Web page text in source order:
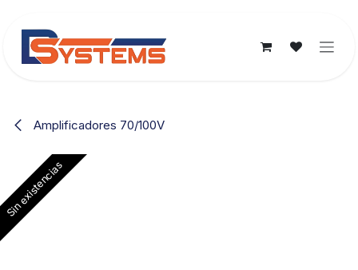
Amplificadores 70/100V
Sin existencias